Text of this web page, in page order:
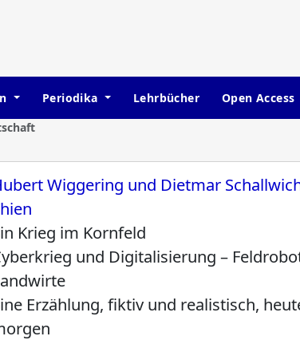
Periodika Lehrbücher
Open Access
Wiggering und Dietmar
Krieg im Kornfeld
und Digitalisierung –
Erzählung, fiktiv und realistisch,